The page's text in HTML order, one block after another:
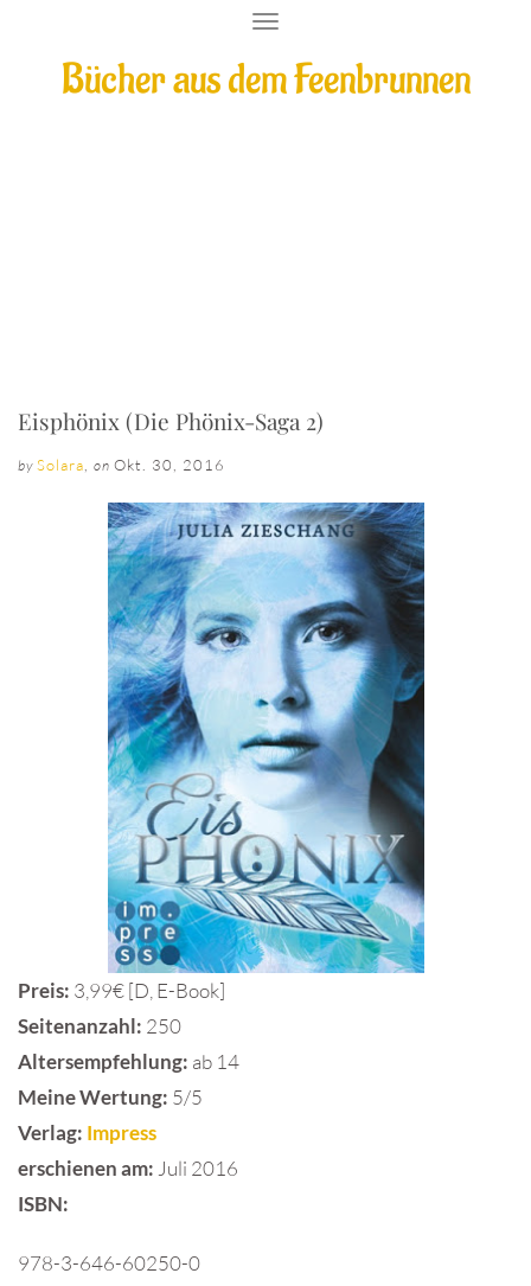
Bücher aus dem Feenbrunnen
T
G
Eisphönix (Die Phönix-Saga 2)
by Solara on Okt. 30, 2016
Preis: 3,99€ [D, E-Book]
Seitenanzahl: 250
Altersempfehlung: ab 14
Meine Wertung: 5/5
Verlag: Impress
erschienen am: Juli 2016
ISBN:
978-3-646-60250-0